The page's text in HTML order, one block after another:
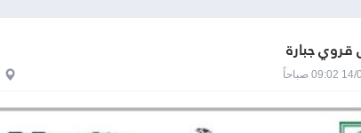
جبارة
صباحاً